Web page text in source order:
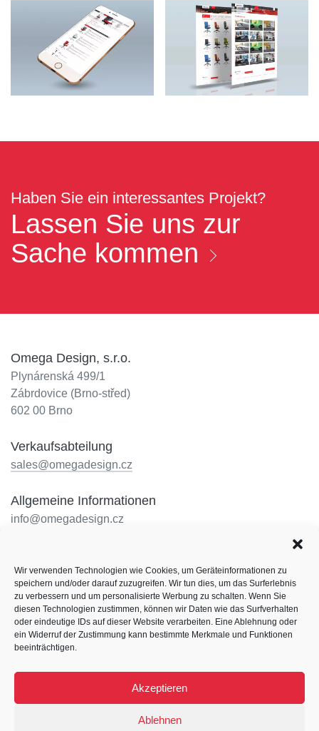
Wir verwenden Technologien wie Cookies, um Geräteinformationen zu
speichern und/oder darauf zuzugreifen. Wir tun dies, um das Surferlebnis
zu verbessern und um personalisierte Werbung zu schalten. Wenn Sie
diesen Technologien zustimmen, können wir Daten wie das Surfverhalten
oder eindeutige IDs auf dieser Website verarbeiten. Eine Ablehnung oder
ein Widerruf der Zustimmung kann bestimmte Merkmale und Funktionen
beeinträchtigen.
Akzeptieren
Ablehnen
Haben Sie ein interessantes Projekt?
Lassen Sie uns zur
Sache kommen
Omega Design, s.r.o.
Plynárenská 499/1
Zábrdovice (Brno-střed)
602 00 Brno
Verkaufsabteilung
sales@omegadesign.cz
Allgemeine Informationen
info@omegadesign.cz
+420 602 330 648
Öffnungszeiten: nach telefonischer Vereinbarung
Folgen Sie uns
Facebook LinkedIn